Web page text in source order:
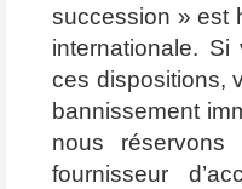
succession » est
internationale.
ces dispositions,
bannissement
nous réservons
fournisseur